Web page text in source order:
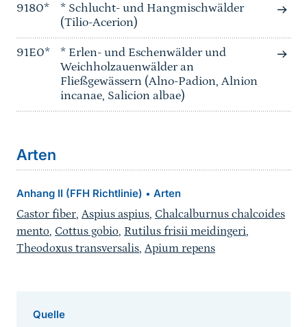
9180*
* Schlucht- und Hangmischwälder
(Tilio-Acerion)
91E0*
* Erlen- und Eschenwälder und
Weichholzauenwälder an
Fließgewässern (Alno-Padion, Alnion
incanae, Salicion albae)
Arten
Anhang II (FFH Richtlinie) • Arten
Castor fiber, Aspius aspius, Chalcalburnus chalcoides
mento, Cottus gobio, Rutilus frisii meidingeri,
Theodoxus transversalis, Apium repens
Quelle